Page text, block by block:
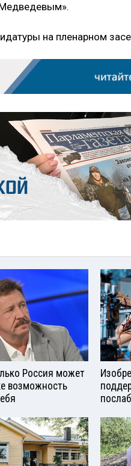
на пленарном
Россия может
возможность